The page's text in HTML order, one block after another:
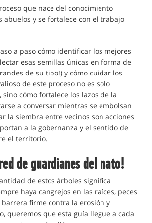
que nace del conocimiento
abuelos y se fortalece con el trabajo
a paso cómo identificar los mejores
esas semillas únicas en forma de
de su tipo!) y cómo cuidar los
de este proceso no es solo
cómo fortalece los lazos de la
a conversar mientras se embolsan
la siembra entre vecinos son acciones
a la gobernanza y el sentido de
el territorio.
de guardianes del nato!
de estos árboles significa
haya cangrejos en las raíces, peces
barrera firme contra la erosión y
queremos que esta guía llegue a cada